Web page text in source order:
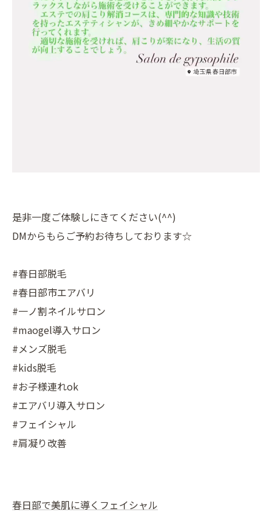
是非一度ご体験しにきてください(^^)
DMからもらご予約お待ちしております☆
#春日部脱毛
#春日部市エアバリ
#一ノ割ネイルサロン
#maogel導入サロン
#メンズ脱毛
#kids脱毛
#お子様連れok
#エアバリ導入サロン
#フェイシャル
#肩凝り改善
春日部で美肌に導くフェイシャル